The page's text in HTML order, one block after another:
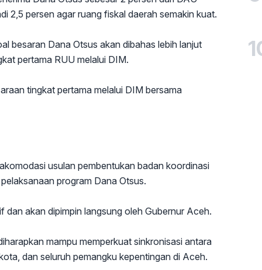
2,5 persen agar ruang fiskal daerah semakin kuat.
besaran Dana Otsus akan dibahas lebih lanjut
pertama RUU melalui DIM.
tingkat pertama melalui DIM bersama
usulan pembentukan badan koordinasi
program Dana Otsus.
akan dipimpin langsung oleh Gubernur Aceh.
mampu memperkuat sinkronisasi antara
dan seluruh pemangku kepentingan di Aceh.